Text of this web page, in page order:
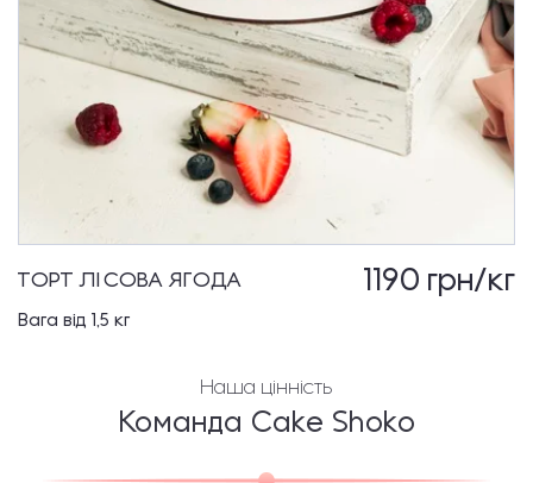
ТОРТ ЛІСОВА ЯГОДА 1190 грн/кг
Вага від 1,5 кг
Наша цінність
Команда Cake Shoko